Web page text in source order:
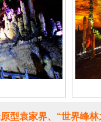
型袁家界、“世界峰